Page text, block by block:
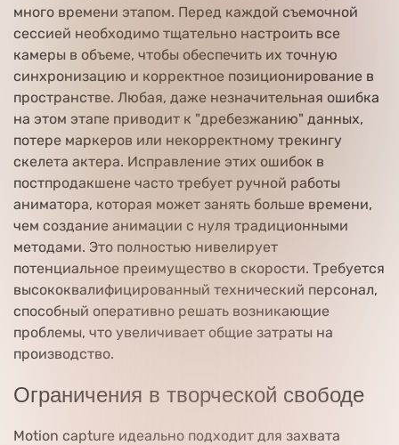
много времени этапом. Перед каждой съемочной
сессией необходимо тщательно настроить все
камеры в объеме, чтобы обеспечить их точную
синхронизацию и корректное позиционирование в
пространстве. Любая, даже незначительная ошибка
на этом этапе приводит к "дребезжанию" данных,
потере маркеров или некорректному трекингу
скелета актера. Исправление этих ошибок в
постпродакшене часто требует ручной работы
аниматора, которая может занять больше времени,
чем создание анимации с нуля традиционными
методами. Это полностью нивелирует
потенциальное преимущество в скорости. Требуется
высококвалифицированный технический персонал,
способный оперативно решать возникающие
проблемы, что увеличивает общие затраты на
производство.
Ограничения в творческой свободе
Motion capture идеально подходит для захвата